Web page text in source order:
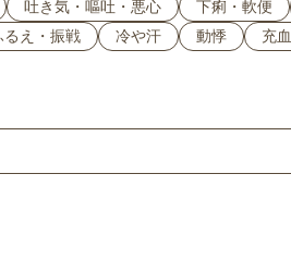
吐き気・嘔吐・悪心 下痢・軟便
るえ・振戦 冷や汗 動悸 充血